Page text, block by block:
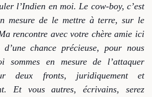
l’Indien en moi. Le cow-boy, c’est
mesure de le mettre à terre, sur le
rencontre avec votre chère amie ici
d’une chance précieuse, pour nous
sommes en mesure de l’attaquer
deux fronts, juridiquement et
Et vous autres, écrivains, serez